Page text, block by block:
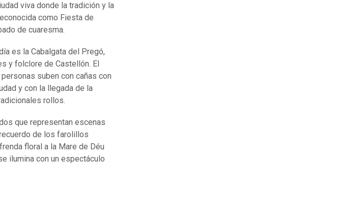
viva donde la tradición y la
como Fiesta de
de cuaresma.
es la Cabalgata del Pregó,
y folclore de Castellón. El
suben con cañas con
y con la llegada de la
rollos.
que representan escenas
de los farolillos
floral a la Mare de Déu
ilumina con un espectáculo